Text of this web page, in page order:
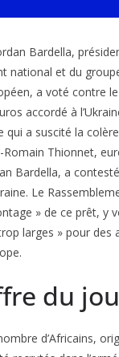
Bardella,
national et du
a voté contre
accordé à
qui a suscité la colère
Romain Thionnet,
Bardella, a
Le
» de ce prêt, y
larges » pour des
du
d’Africains,